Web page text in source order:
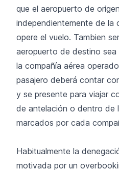
que el aeropuerto de
independientemente de la
opere el vuelo. Tambien
aeropuerto de destino sea
la compañía aérea
pasajero deberá contar
y se presente para viajar
de antelación o dentro de
marcados por cada
Habitualmente la
motivada por un